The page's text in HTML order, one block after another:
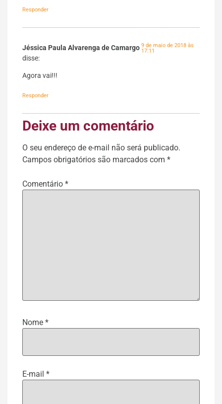
Responder
Jéssica Paula Alvarenga de Camargo
disse:
9 de maio de 2018 às
17:11
Agora vai!!!
Responder
Deixe um comentário
O seu endereço de e-mail não será publicado.
Campos obrigatórios são marcados com *
Comentário *
Nome *
E-mail *